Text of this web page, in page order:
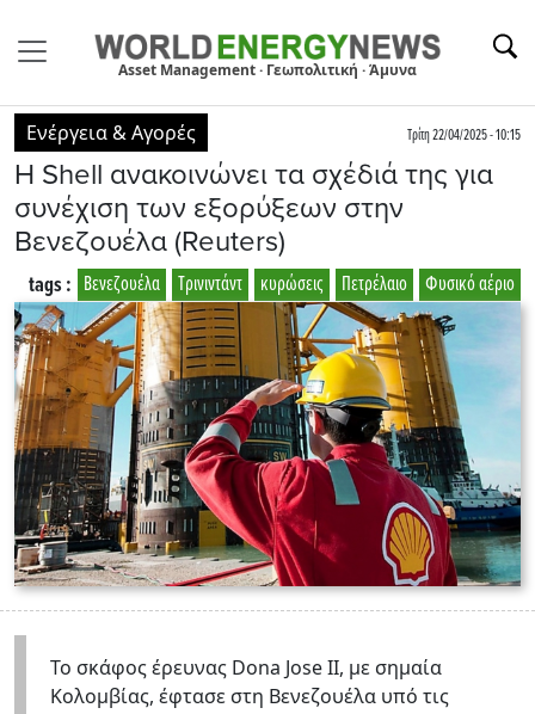
Asset Management · Γεωπολιτική · Άμυνα
Ενέργεια & Αγορές Τρίτη 22/04/2025 - 10:15
Η Shell ανακοινώνει τα σχέδιά της για
συνέχιση των εξορύξεων στην
Βενεζουέλα (Reuters)
Φυσικό αέριο
Πετρέλαιο
κυρώσεις
Τρινιντάντ
Βενεζουέλα
tags :
Το σκάφος έρευνας Dona Jose II, με σημαία
Κολομβίας, έφτασε στη Βενεζουέλα υπό τις